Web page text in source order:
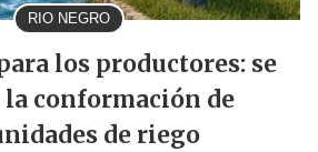
RIO NEGRO
los productores: se
conformación de
de riego